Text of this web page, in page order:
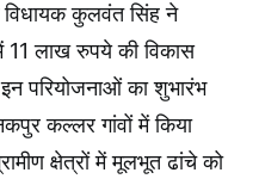
विधायक कुलवंत सिंह ने
में 11 लाख रुपये की विकास
परियोजनाओं का शुभारंभ
कल्लर गांवों में किया
क्षेत्रों में मूलभूत ढांचे को